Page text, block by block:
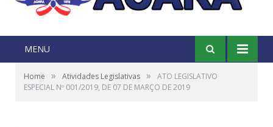
MENU
Home » Atividades Legislativas »
ATO LEGISLATIVO
ESPECIAL Nº 001/2019, DE 07 DE MARÇO DE 2019